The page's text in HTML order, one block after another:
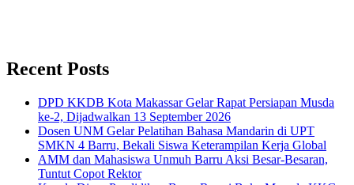
Recent Posts
DPD KKDB Kota Makassar Gelar Rapat Persiapan Musda
ke-2, Dijadwalkan 13 September 2026
Dosen UNM Gelar Pelatihan Bahasa Mandarin di UPT
SMKN 4 Barru, Bekali Siswa Keterampilan Kerja Global
AMM dan Mahasiswa Unmuh Barru Aksi Besar-Besaran,
Tuntut Copot Rektor